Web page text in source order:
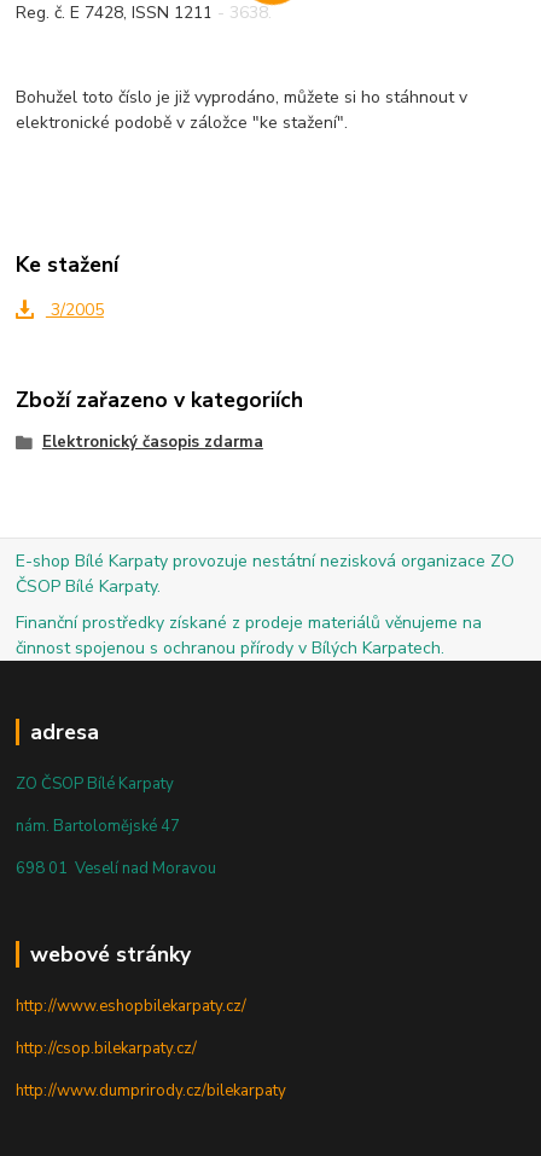
Reg. č. E 7428, ISSN 1211 - 3638.
Bohužel toto číslo je již vyprodáno, můžete si ho stáhnout v
elektronické podobě v záložce "ke stažení".
Ke stažení
3/2005
Zboží zařazeno v kategoriích
Elektronický časopis zdarma
E-shop Bílé Karpaty provozuje nestátní nezisková organizace ZO
ČSOP Bílé Karpaty.
Finanční prostředky získané z prodeje materiálů věnujeme na
činnost spojenou s ochranou přírody v Bílých Karpatech.
adresa
ZO ČSOP Bílé Karpaty
nám. Bartolomějské 47
698 01 Veselí nad Moravou
webové stránky
http://www.eshopbilekarpaty.cz/
http://csop.bilekarpaty.cz/
http://www.dumprirody.cz/bilekarpaty